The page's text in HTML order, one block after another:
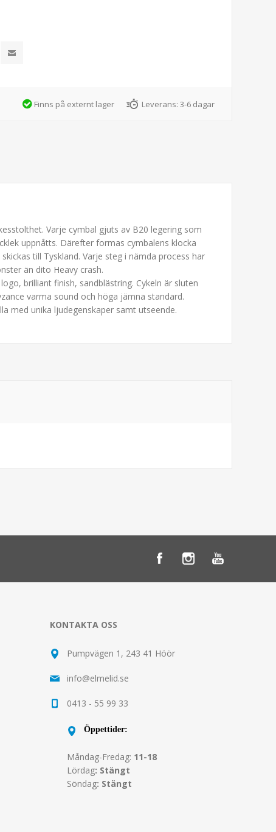
Finns på externt lager Leverans: 3-6 dagar
Varje cymbal gjuts av B20 legering som
uppnåtts. Därefter formas cymbalens klocka
till Tyskland. Varje steg i nämda process har
än dito Heavy crash.
brilliant finish, sandblästring. Cykeln är sluten
varma sound och höga jämna standard.
med unika ljudegenskaper samt utseende.
KONTAKTA OSS
Pumpvägen 1, 243 41 Höör
info@elmelid.se
0413 - 55 99 33
Öppettider:
Måndag-Fredag: 11-18
Lördag: Stängt
Söndag: Stängt